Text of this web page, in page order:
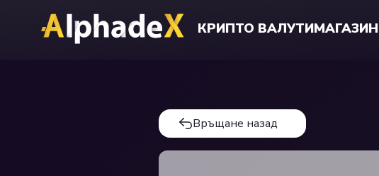
КРИПТО ВАЛУТИМАГАЗИН
Връщане назад